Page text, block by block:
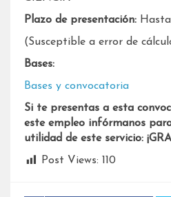
Plazo de presentación:
(Susceptible a error de
Bases:
Bases y convocatoria
Si te presentas a esta
este empleo infórmanos
utilidad de este servicio:
Post Views: 110